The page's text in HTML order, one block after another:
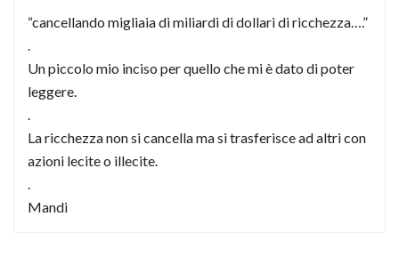
“cancellando migliaia di miliardi di dollari di ricchezza….”
Un piccolo mio inciso per quello che mi è dato di poter
leggere.
La ricchezza non si cancella ma si trasferisce ad altri con
azioni lecite o illecite.
Mandi